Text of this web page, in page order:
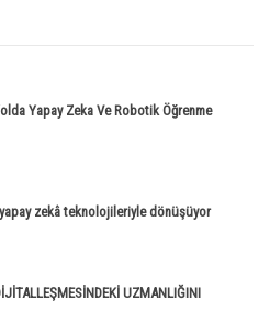
Yapay Zeka Ve Robotik Öğrenme
zekâ teknolojileriyle dönüşüyor
UZMANLIĞINI